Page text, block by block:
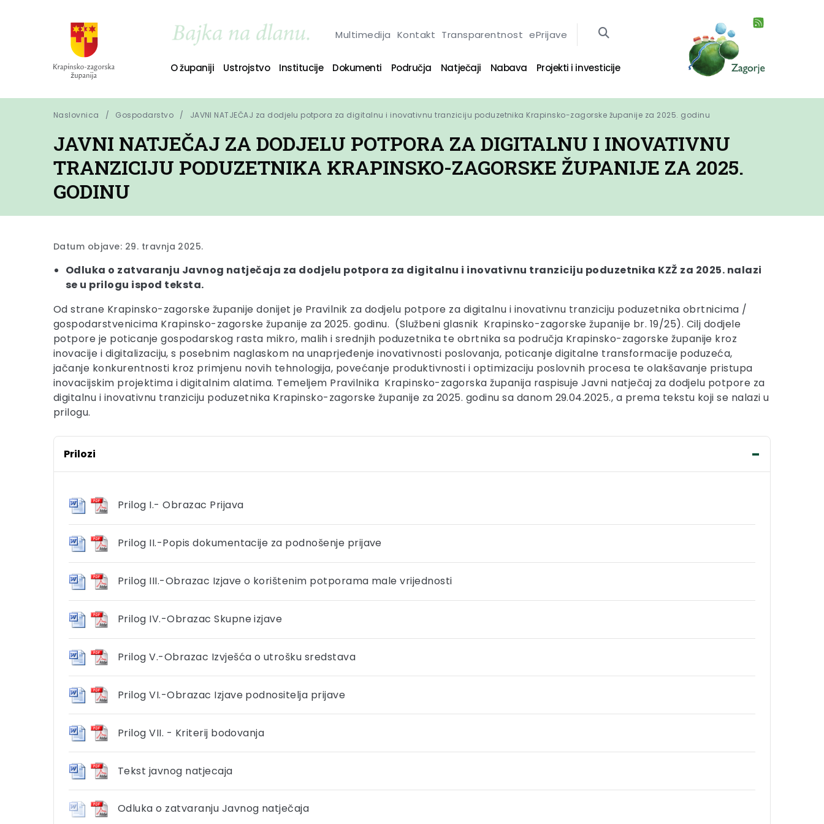
Multimedija Kontakt Transparentnost ePrijave
O županiji Ustrojstvo Institucije Dokumenti Područja Natječaji Nabava Projekti i investicije
Naslovnica Gospodarstvo JAVNI NATJEČAJ za dodjelu potpora za digitalnu i inovativnu tranziciju poduzetnika Krapinsko-zagorske županije za 2025. godinu
JAVNI NATJEČAJ ZA DODJELU POTPORA ZA DIGITALNU I INOVATIVNU
TRANZICIJU PODUZETNIKA KRAPINSKO-ZAGORSKE ŽUPANIJE ZA 2025.
GODINU
Datum objave: 29. travnja 2025.
Odluka o zatvaranju Javnog natječaja za dodjelu potpora za digitalnu i inovativnu tranziciju poduzetnika KZŽ za 2025. nalazi
se u prilogu ispod teksta.
Od strane Krapinsko-zagorske županije donijet je Pravilnik za dodjelu potpore za digitalnu i inovativnu tranziciju poduzetnika obrtnicima /
gospodarstvenicima Krapinsko-zagorske županije za 2025. godinu. (Službeni glasnik Krapinsko-zagorske županije br. 19/25). Cilj dodjele
potpore je poticanje gospodarskog rasta mikro, malih i srednjih poduzetnika te obrtnika sa područja Krapinsko-zagorske županije kroz
inovacije i digitalizaciju, s posebnim naglaskom na unaprjeđenje inovativnosti poslovanja, poticanje digitalne transformacije poduzeća,
jačanje konkurentnosti kroz primjenu novih tehnologija, povećanje produktivnosti i optimizaciju poslovnih procesa te olakšavanje pristupa
inovacijskim projektima i digitalnim alatima. Temeljem Pravilnika Krapinsko-zagorska županija raspisuje Javni natječaj za dodjelu potpore za
digitalnu i inovativnu tranziciju poduzetnika Krapinsko-zagorske županije za 2025. godinu sa danom 29.04.2025., a prema tekstu koji se nalazi u
prilogu.
Prilozi
Prilog I.- Obrazac Prijava
Prilog II.-Popis dokumentacije za podnošenje prijave
Prilog III.-Obrazac Izjave o korištenim potporama male vrijednosti
Prilog IV.-Obrazac Skupne izjave
Prilog V.-Obrazac Izvješća o utrošku sredstava
Prilog VI.-Obrazac Izjave podnositelja prijave
Prilog VII. - Kriterij bodovanja
Tekst javnog natjecaja
Odluka o zatvaranju Javnog natječaja